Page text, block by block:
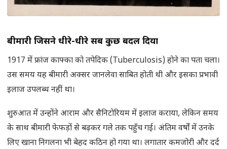
बीमारी जिसने धीरे-धीरे सब कुछ बदल दिया
1917 में फ्रांज काफ्का को तपेदिक (Tuberculosis) होने का पता चला।
उस समय यह बीमारी अक्सर जानलेवा साबित होती थी और इसका प्रभावी
इलाज उपलब्ध नहीं था।
शुरुआत में उन्होंने आराम और सैनिटोरियम में इलाज कराया, लेकिन समय
के साथ बीमारी फेफड़ों से बढ़कर गले तक पहुँच गई। अंतिम वर्षों में उनके
लिए खाना निगलना भी बेहद कठिन हो गया था। लगातार कमजोरी और दर्द